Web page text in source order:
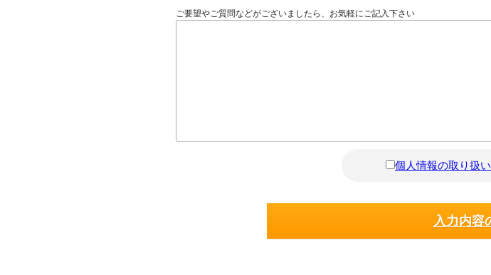
ご要望やご質問などがございましたら、お気軽にご記入下さい
個人情報の取り扱い